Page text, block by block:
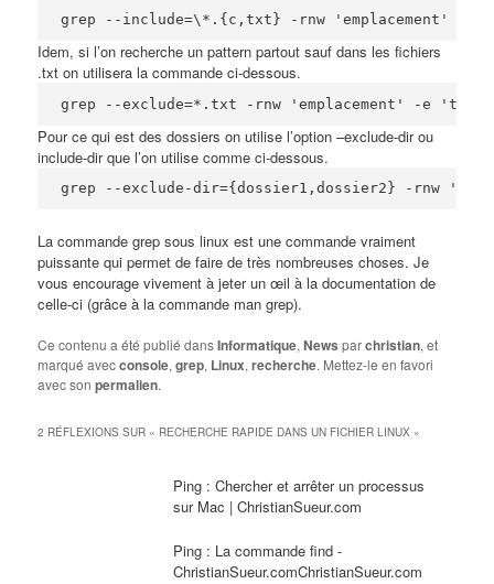
grep --include=\*.{c,txt} -rnw 'emplacement' -e
Idem, si l’on recherche un pattern partout sauf dans les fichiers
.txt on utilisera la commande ci-dessous.
grep --exclude=*.txt -rnw 'emplacement' -e
Pour ce qui est des dossiers on utilise l’option –exclude-dir ou
include-dir que l’on utilise comme ci-dessous.
grep --exclude-dir={dossier1,dossier2} -rnw
La commande grep sous linux est une commande vraiment
puissante qui permet de faire de très nombreuses choses. Je
vous encourage vivement à jeter un œil à la documentation de
celle-ci (grâce à la commande man grep).
Ce contenu a été publié dansInformatique,News parchristian, et
marqué avecconsole,grep, Linux,recherche. Mettez-le en favori
avec sonpermalien.
2 RÉFLEXIONS SUR « RECHERCHE RAPIDE DANS UN FICHIER LINUX »
Ping :Chercher et arrêter un processus
sur Mac | ChristianSueur.com
Ping : La commande find -
ChristianSueur.comChristianSueur.com